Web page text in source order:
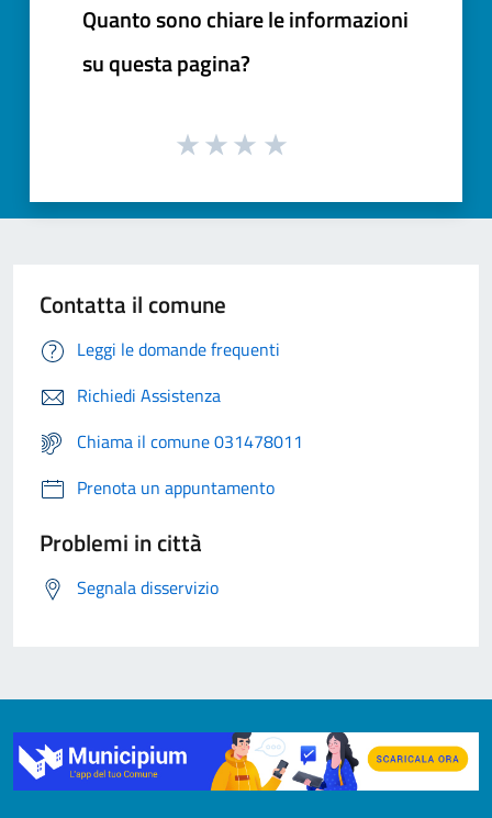
Quanto sono chiare le informazioni
su questa pagina?
Contatta il comune
Leggi le domande frequenti
Richiedi Assistenza
Chiama il comune 031478011
Prenota un appuntamento
Problemi in città
Segnala disservizio